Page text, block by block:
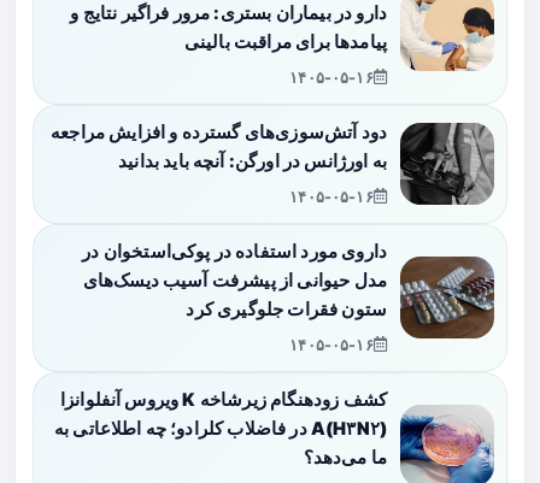
دارو در بیماران بستری: مرور فراگیر نتایج و
پیامدها برای مراقبت بالینی
۱۴۰۵-۰۵-۱۶
دود آتش‌سوزی‌های گسترده و افزایش مراجعه
به اورژانس در اورگن: آنچه باید بدانید
۱۴۰۵-۰۵-۱۶
داروی مورد استفاده در پوکی‌استخوان در
مدل حیوانی از پیشرفت آسیب دیسک‌های
ستون فقرات جلوگیری کرد
۱۴۰۵-۰۵-۱۶
کشف زودهنگام زیرشاخه K ویروس آنفلوانزا
A(H۳N۲) در فاضلاب کلرادو؛ چه اطلاعاتی به
ما می‌دهد؟